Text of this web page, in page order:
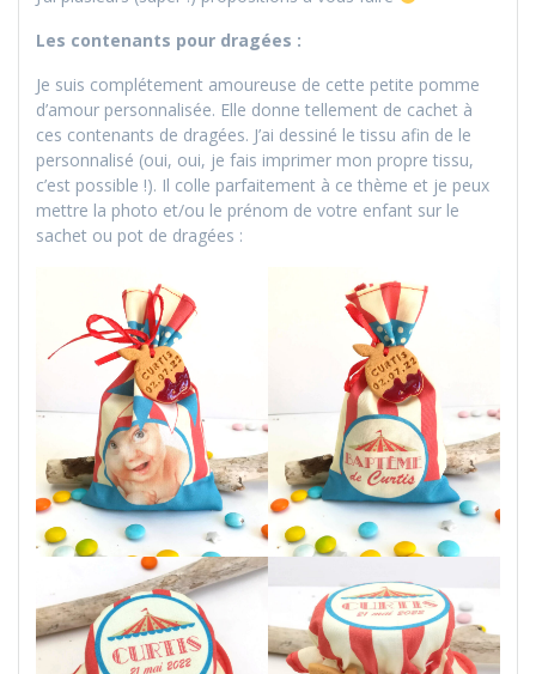
Les contenants pour dragées :
Je suis complétement amoureuse de cette petite pomme
d’amour personnalisée. Elle donne tellement de cachet à
ces contenants de dragées. J’ai dessiné le tissu afin de le
personnalisé (oui, oui, je fais imprimer mon propre tissu,
c’est possible !). Il colle parfaitement à ce thème et je peux
mettre la photo et/ou le prénom de votre enfant sur le
sachet ou pot de dragées :